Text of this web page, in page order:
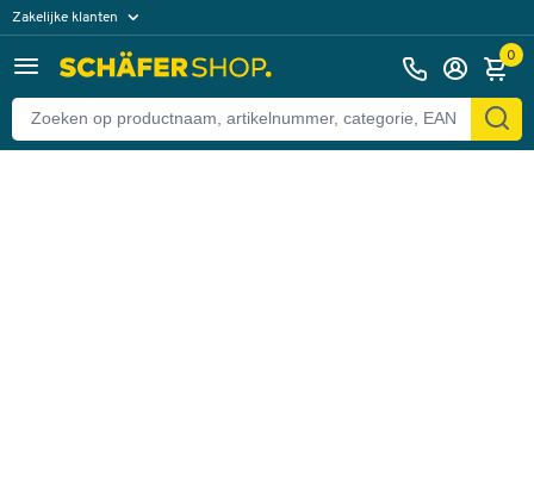
Zakelijke klanten
Particuliere klanten 0
Terug